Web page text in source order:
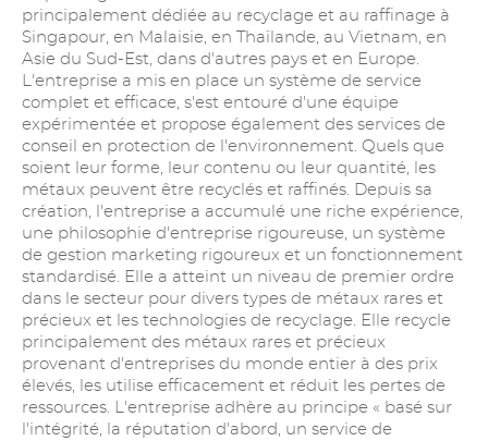
principalement dédiée au recyclage et au raffinage à
Singapour, en Malaisie, en Thaïlande, au Vietnam, en
Asie du Sud-Est, dans d'autres pays et en Europe.
L'entreprise a mis en place un système de service
complet et efficace, s'est entouré d'une équipe
expérimentée et propose également des services de
conseil en protection de l'environnement. Quels que
soient leur forme, leur contenu ou leur quantité, les
métaux peuvent être recyclés et raffinés. Depuis sa
création, l'entreprise a accumulé une riche expérience,
une philosophie d'entreprise rigoureuse, un système
de gestion marketing rigoureux et un fonctionnement
standardisé. Elle a atteint un niveau de premier ordre
dans le secteur pour divers types de métaux rares et
précieux et les technologies de recyclage. Elle recycle
principalement des métaux rares et précieux
provenant d'entreprises du monde entier à des prix
élevés, les utilise efficacement et réduit les pertes de
ressources. L'entreprise adhère au principe « basé sur
l'intégrité, la réputation d'abord, un service de